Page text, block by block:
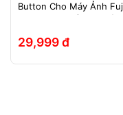
Button Cho Máy Ảnh
Leica Contax (Ren Xoáy)
29,999 đ